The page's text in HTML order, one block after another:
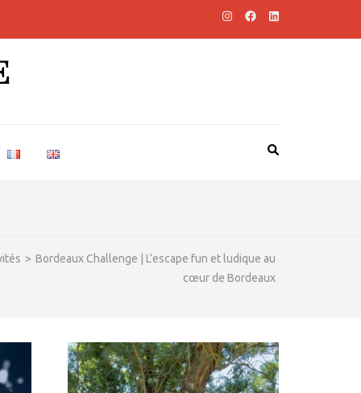
> Bordeaux Challenge | L’escape fun et ludique au
cœur de Bordeaux